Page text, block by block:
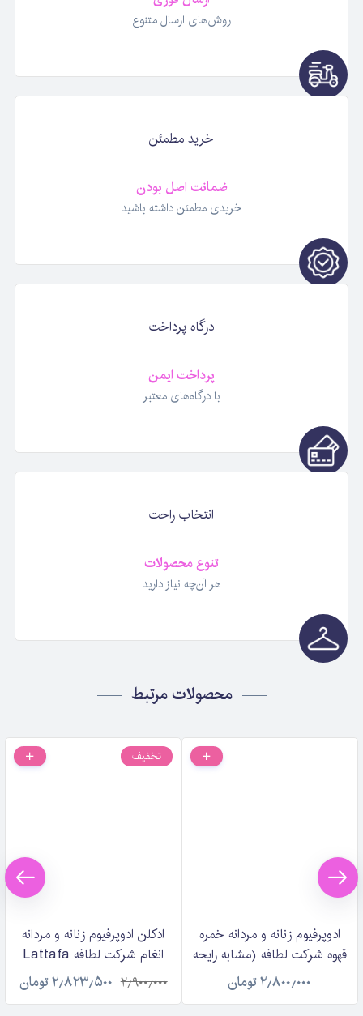
روش‌های ارسال متنوع
خرید مطمئن
ضمانت اصل بودن
خریدی مطمئن داشته باشید
درگاه پرداخت
پرداخت ایمن
با درگاه‌های معتبر
انتخاب راحت
تنوع محصولات
هر آن‌چه نیاز دارید
محصولات مرتبط
ادوپرفیوم زنانه و مردانه خمره
قهوه شرکت لطافه (مشابه رایحه
بای کیلیان آنجلز شر)
Lattafa Khamrah Qahwa
۲٫۸۰۰٫۰۰۰تومان
تخفیف
ادکلن ادوپرفیوم زنانه و مردانه
انغام شرکت لطافه Lattafa
Angham حجم ۱۰۰ میلی لیتر
۲٫۹۰۰٫۰۰۰ ۲٫۸۲۳٫۵۰۰تومان